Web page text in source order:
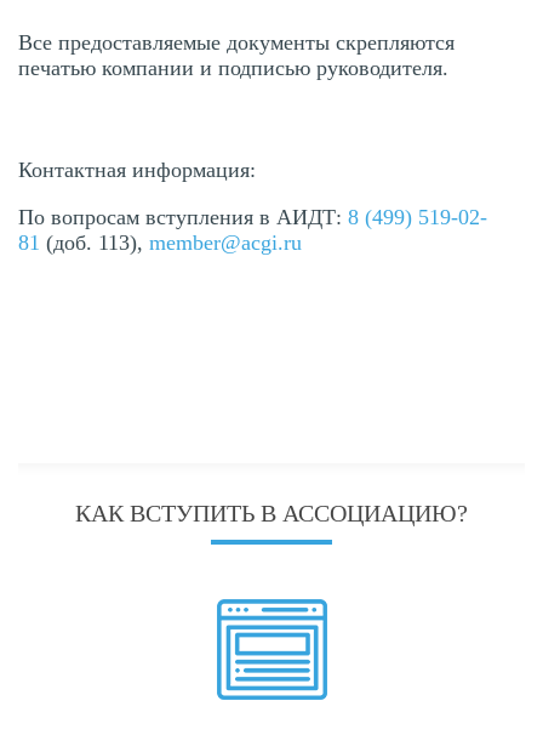
Все предоставляемые документы скрепляются
печатью компании и подписью руководителя.
Контактная информация:
По вопросам вступления в АИДТ: 8 (499) 519-02-
81 (доб. 113), member@acgi.ru
КАК ВСТУПИТЬ В АССОЦИАЦИЮ?